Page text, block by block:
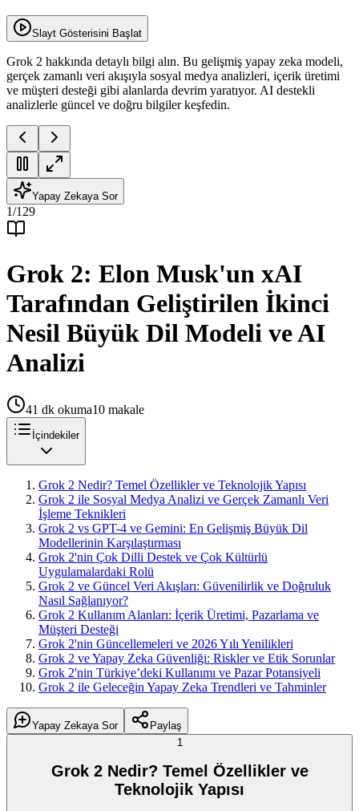
Slayt Gösterisini Başlat
Grok 2 hakkında detaylı bilgi alın. Bu gelişmiş yapay zeka modeli,
gerçek zamanlı veri akışıyla sosyal medya analizleri, içerik üretimi
ve müşteri desteği gibi alanlarda devrim yaratıyor. AI destekli
analizlerle güncel ve doğru bilgiler keşfedin.
Yapay Zekaya Sor
1/129
Grok 2: Elon Musk'un xAI
Tarafından Geliştirilen İkinci
Nesil Büyük Dil Modeli ve AI
Analizi
41 dk okuma10 makale
İçindekiler
Grok 2 Nedir? Temel Özellikler ve Teknolojik Yapısı
Grok 2 ile Sosyal Medya Analizi ve Gerçek Zamanlı Veri
İşleme Teknikleri
Grok 2 vs GPT-4 ve Gemini: En Gelişmiş Büyük Dil
Modellerinin Karşılaştırması
Grok 2'nin Çok Dilli Destek ve Çok Kültürlü
Uygulamalardaki Rolü
Grok 2 ve Güncel Veri Akışları: Güvenilirlik ve Doğruluk
Nasıl Sağlanıyor?
Grok 2 Kullanım Alanları: İçerik Üretimi, Pazarlama ve
Müşteri Desteği
Grok 2'nin Güncellemeleri ve 2026 Yılı Yenilikleri
Grok 2 ve Yapay Zeka Güvenliği: Riskler ve Etik Sorunlar
Grok 2'nin Türkiye’deki Kullanımı ve Pazar Potansiyeli
Grok 2 ile Geleceğin Yapay Zeka Trendleri ve Tahminler
Yapay Zekaya Sor
Paylaş
1
Grok 2 Nedir? Temel Özellikler ve
Teknolojik Yapısı